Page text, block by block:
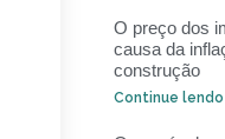
O preço dos
causa da
construção
Continue lendo